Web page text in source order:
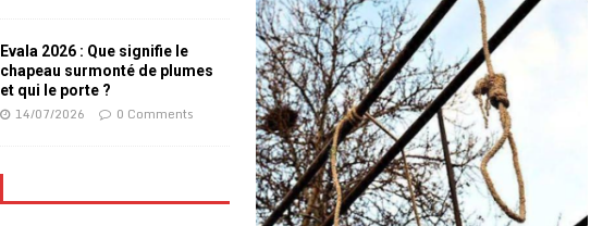
Evala 2026 : Que signifie le
chapeau surmonté de plumes
et qui le porte ?
14/07/2026 0 Comments